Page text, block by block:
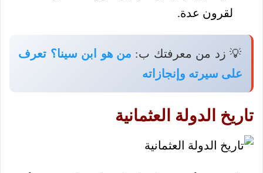
لقرون عدة.
💡 زد من معرفتك ب: من هو ابن سينا؟ تعرف
على سيرته وإنجازاته
تاريخ الدولة العثمانية